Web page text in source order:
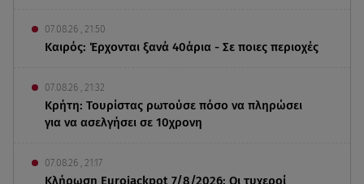
07.08.26 , 21:50
Καιρός: Έρχονται ξανά 40άρια - Σε ποιες περιοχές
07.08.26 , 21:32
Κρήτη: Τουρίστας ρωτούσε πόσο να πληρώσει
για να ασελγήσει σε 10χρονη
07.08.26 , 21:17
Κλήρωση Eurojackpot 7/8/2026: Οι τυχεροί